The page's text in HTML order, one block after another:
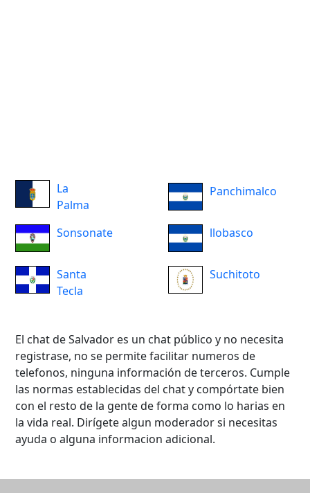
La
Palma
Sonsonate
Santa
Tecla
Panchimalco
llobasco
Suchitoto
El chat de Salvador es un chat público y no necesita
registrase, no se permite facilitar numeros de
telefonos, ninguna información de terceros. Cumple
las normas establecidas del chat y compórtate bien
con el resto de la gente de forma como lo harias en
la vida real. Dirígete algun moderador si necesitas
ayuda o alguna informacion adicional.